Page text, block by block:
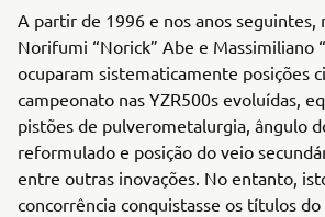
A partir de 1996 e nos anos seguintes,
Norifumi “Norick” Abe e Massimiliano
ocuparam sistematicamente posições
campeonato nas YZR500s evoluídas,
pistões de pulverometalurgia, ângulo
reformulado e posição do veio
entre outras inovações. No entanto,
concorrência conquistasse os títulos do